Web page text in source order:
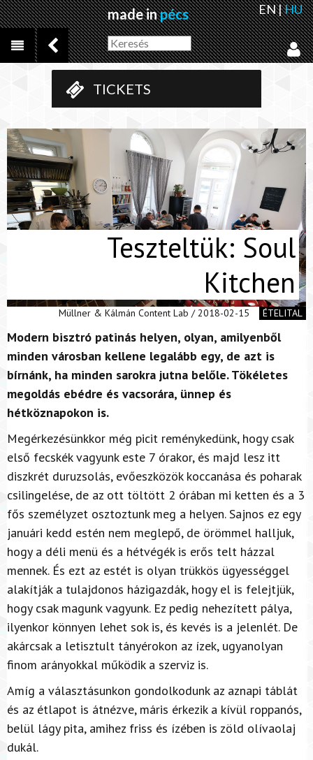
made inpécs EN|HU
TICKETS
Teszteltük: Soul
Kitchen
Müllner & Kálmán Content Lab / 2018-02-15 ÉTELITAL
Modern bisztró patinás helyen, olyan, amilyenből
minden városban kellene legalább egy, de azt is
bírnánk, ha minden sarokra jutna belőle. Tökéletes
megoldás ebédre és vacsorára, ünnep és
hétköznapokon is.
Megérkezésünkkor még picit reménykedünk, hogy csak
első fecskék vagyunk este 7 órakor, és majd lesz itt
diszkrét duruzsolás, evőeszközök koccanása és poharak
csilingelése, de az ott töltött 2 órában mi ketten és a 3
fős személyzet osztoztunk meg a helyen. Sajnos ez egy
januári kedd estén nem meglepő, de örömmel halljuk,
hogy a déli menü és a hétvégék is erős telt házzal
mennek. És ezt az estét is olyan trükkös ügyességgel
alakítják a tulajdonos házigazdák, hogy el is felejtjük,
hogy csak magunk vagyunk. Ez pedig nehezített pálya,
ilyenkor könnyen lehet sok is, és kevés is a jelenlét. De
akárcsak a letisztult tányérokon az ízek, ugyanolyan
finom arányokkal működik a szerviz is.
Amíg a választásunkon gondolkodunk az aznapi táblát
és az étlapot is átnézve, máris érkezik a kívül roppanós,
belül lágy pita, amihez friss és ízében is zöld olívaolaj
dukál.